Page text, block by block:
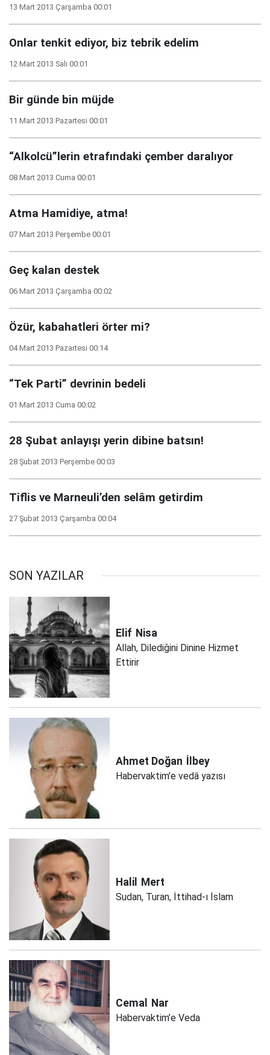
13 Mart 2013 Çarşamba 00:01
Onlar tenkit ediyor, biz tebrik edelim
12 Mart 2013 Salı 00:01
Bir günde bin müjde
11 Mart 2013 Pazartesi 00:01
“Alkolcü”lerin etrafındaki çember daralıyor
08 Mart 2013 Cuma 00:01
Atma Hamidiye, atma!
07 Mart 2013 Perşembe 00:01
Geç kalan destek
06 Mart 2013 Çarşamba 00:02
Özür, kabahatleri örter mi?
04 Mart 2013 Pazartesi 00:14
“Tek Parti” devrinin bedeli
01 Mart 2013 Cuma 00:02
28 Şubat anlayışı yerin dibine batsın!
28 Şubat 2013 Perşembe 00:03
Tiflis ve Marneuli’den selâm getirdim
27 Şubat 2013 Çarşamba 00:04
SON YAZILAR
Elif Nisa
Allah, Dilediğini Dinine Hizmet
Ettirir
Ahmet Doğan İlbey
Habervaktim’e vedâ yazısı
Halil Mert
Sudan, Turan, İttihad-ı İslam
Cemal Nar
Habervaktim’e Veda